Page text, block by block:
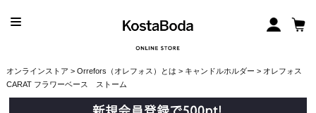
オンラインストア > Orrefors（オレフォス）とは > キャンドルホルダー > オレフォス
CARAT フラワーベース ストーム